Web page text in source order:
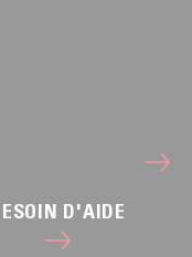
D'AIDE